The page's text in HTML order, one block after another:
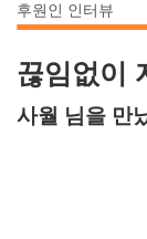
후원인 인터뷰
끊임없이
사월 님을 만